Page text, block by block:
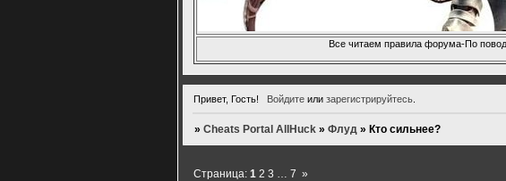
Все читаем правила форума-По
Привет, Гость! Войдитеили зарегистрируйтесь.
»Cheats Portal AllHuck »Флуд » Кто сильнее?
Страница:1 2 3 … 7 »